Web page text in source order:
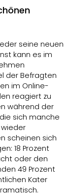
seine neuen
kann es im
der Befragten
im Online-
reagiert zu
während der
sich manche
scheinen sich
18 Prozent
oder den
49 Prozent
Kater